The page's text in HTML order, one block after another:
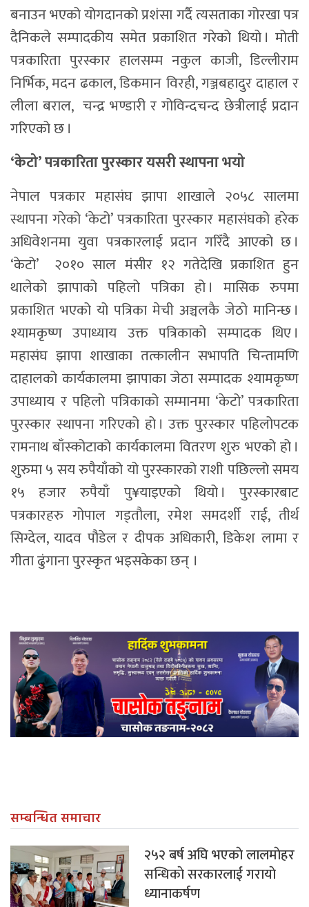
बनाउन भएको योगदानको प्रशंसा गर्दै त्यसताका गोरखा पत्र
दैनिकले सम्पादकीय समेत प्रकाशित गरेको थियो । मोती
पत्रकारिता पुरस्कार हालसम्म नकुल काजी, डिल्लीराम
निर्भिक, मदन ढकाल, डिकमान विरही, गञ्जबहादुर दाहाल र
लीला बराल, चन्द्र भण्डारी र गोविन्दचन्द छेत्रीलाई प्रदान
गरिएको छ ।
‘केटो’ पत्रकारिता पुरस्कार यसरी स्थापना भयो
नेपाल पत्रकार महासंघ झापा शाखाले २०५८ सालमा
स्थापना गरेको ‘केटो’ पत्रकारिता पुरस्कार महासंघको हरेक
अधिवेशनमा युवा पत्रकारलाई प्रदान गरिँदै आएको छ ।
‘केटो’ २०१० साल मंसीर १२ गतेदेखि प्रकाशित हुन
थालेको झापाको पहिलो पत्रिका हो । मासिक रुपमा
प्रकाशित भएको यो पत्रिका मेची अञ्चलकै जेठो मानिन्छ ।
श्यामकृष्ण उपाध्याय उक्त पत्रिकाको सम्पादक थिए ।
महासंघ झापा शाखाका तत्कालीन सभापति चिन्तामणि
दाहालको कार्यकालमा झापाका जेठा सम्पादक श्यामकृष्ण
उपाध्याय र पहिलो पत्रिकाको सम्मानमा ‘केटो’ पत्रकारिता
पुरस्कार स्थापना गरिएको हो । उक्त पुरस्कार पहिलोपटक
रामनाथ बाँस्कोटाको कार्यकालमा वितरण शुरु भएको हो ।
शुरुमा ५ सय रुपैयाँको यो पुरस्कारको राशी पछिल्लो समय
१५ हजार रुपैयाँ पु¥याइएको थियो । पुरस्कारबाट
पत्रकारहरु गोपाल गड्तौला, रमेश समदर्शी राई, तीर्थ
सिग्देल, यादव पौडेल र दीपक अधिकारी, डिकेश लामा र
गीता ढुंगाना पुरस्कृत भइसकेका छन् ।
सम्बन्धित समाचार
२५२ बर्ष अघि भएकाे लालमाेहर
सन्धिकाे सरकारलाई गरायाे
ध्यानाकर्षण